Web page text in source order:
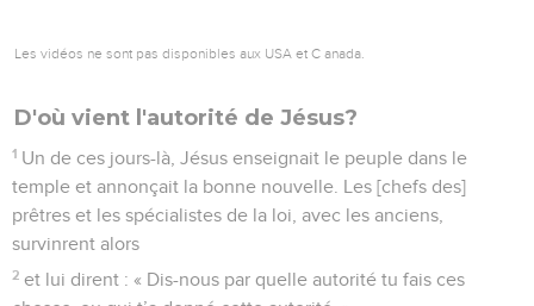
Les vidéos ne sont pas disponibles aux USA et C anada.
D'où vient l'autorité de Jésus?
1 Un de ces jours-là, Jésus enseignait le peuple dans le
temple et annonçait la bonne nouvelle. Les [chefs des]
prêtres et les spécialistes de la loi, avec les anciens,
survinrent alors
2 et lui dirent : « Dis-nous par quelle autorité tu fais ces